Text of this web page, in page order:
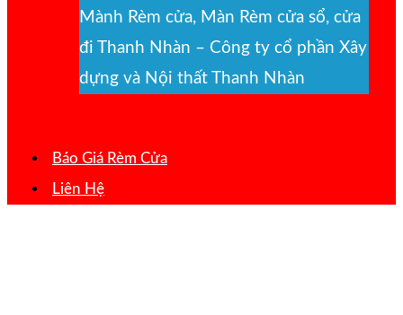
Mành Rèm cửa, Màn Rèm cửa sổ, cửa
đi Thanh Nhàn – Công ty cổ phần Xây
dựng và Nội thất Thanh Nhàn
Báo Giá Rèm Cửa
Liên Hệ